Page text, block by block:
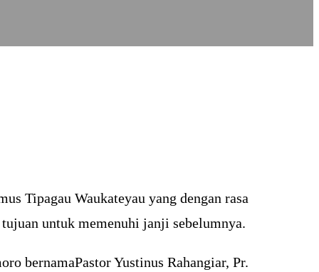
Tipagau Waukateyau yang dengan rasa
untuk memenuhi janji sebelumnya.
bernamaPastor Yustinus Rahangiar, Pr.